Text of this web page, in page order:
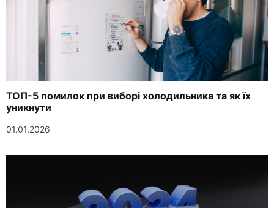
ТОП-5 помилок при виборі холодильника та як їх
уникнути
01.01.2026